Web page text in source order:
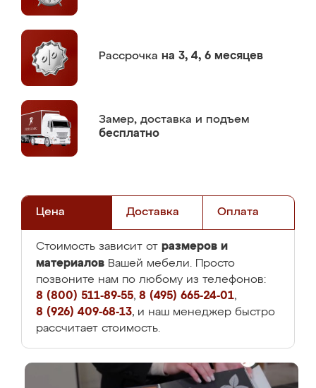
Рассрочка на 3, 4, 6 месяцев
Замер, доставка и подъем
бесплатно
Цена Доставка Оплата
Стоимость зависит от размеров и
материалов Вашей мебели. Просто
позвоните нам по любому из телефонов:
8 (800) 511-89-55, 8 (495) 665-24-01,
8 (926) 409-68-13, и наш менеджер быстро
рассчитает стоимость.